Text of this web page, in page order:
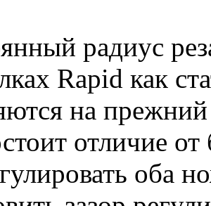
радиус
Rapid как
на
отличие
оба